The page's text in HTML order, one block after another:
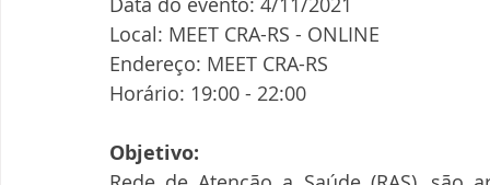
Local: MEET CRA-RS - ONLINE
Endereço: MEET CRA-RS
Horário: 19:00 - 22:00
Objetivo: